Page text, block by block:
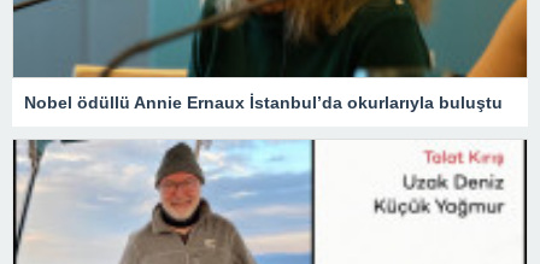
Nobel ödüllü Annie Ernaux İstanbul’da okurlarıyla buluştu